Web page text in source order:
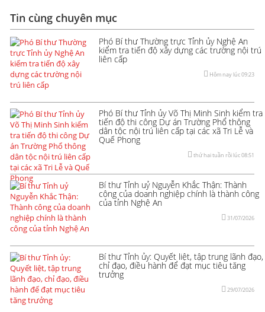
Tin cùng chuyên mục
Phó Bí thư Thường trực Tỉnh ủy Nghệ An
kiểm tra tiến độ xây dựng các trường nội trú
liên cấp
Hôm nay lúc 09:23
Phó Bí thư Tỉnh ủy Võ Thị Minh Sinh kiểm tra
tiến độ thi công Dự án Trường Phổ thông
dân tộc nội trú liên cấp tại các xã Tri Lễ và
Quế Phong
thứ hai tuần rồi lúc 08:51
Bí thư Tỉnh uỷ Nguyễn Khắc Thận: Thành
công của doanh nghiệp chính là thành công
của tỉnh Nghệ An
31/07/2026
Bí thư Tỉnh ủy: Quyết liệt, tập trung lãnh đạo,
chỉ đạo, điều hành để đạt mục tiêu tăng
trưởng
29/07/2026